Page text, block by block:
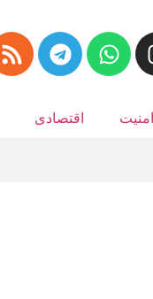
امنیت اقتصادی